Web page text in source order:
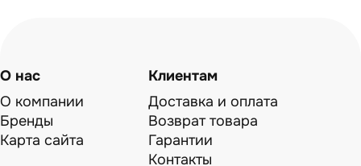
О нас
О компании
Бренды
Карта сайта
Клиентам
Доставка и оплата
Возврат товара
Гарантии
Контакты